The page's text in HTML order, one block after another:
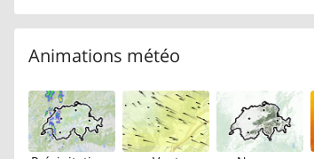
Animations météo